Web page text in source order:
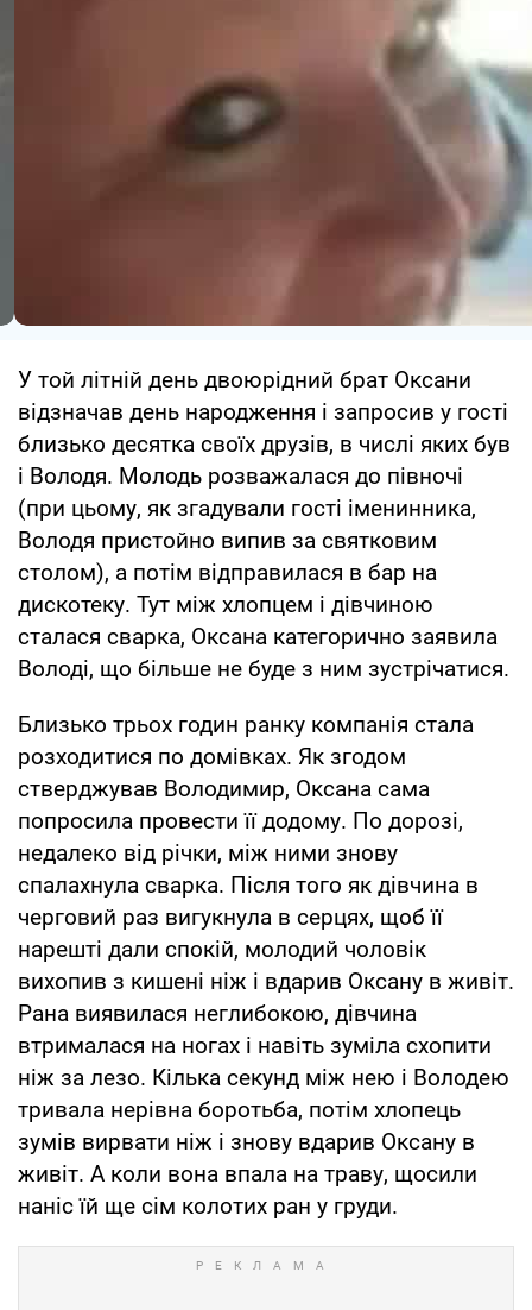
У той літній день двоюрідний брат Оксани
відзначав день народження і запросив у гості
близько десятка своїх друзів, в числі яких був
і Володя. Молодь розважалася до півночі
(при цьому, як згадували гості іменинника,
Володя пристойно випив за святковим
столом), а потім відправилася в бар на
дискотеку. Тут між хлопцем і дівчиною
сталася сварка, Оксана категорично заявила
Володі, що більше не буде з ним зустрічатися.
Близько трьох годин ранку компанія стала
розходитися по домівках. Як згодом
стверджував Володимир, Оксана сама
попросила провести її додому. По дорозі,
недалеко від річки, між ними знову
спалахнула сварка. Після того як дівчина в
черговий раз вигукнула в серцях, щоб її
нарешті дали спокій, молодий чоловік
вихопив з кишені ніж і вдарив Оксану в живіт.
Рана виявилася неглибокою, дівчина
втрималася на ногах і навіть зуміла схопити
ніж за лезо. Кілька секунд між нею і Володею
тривала нерівна боротьба, потім хлопець
зумів вирвати ніж і знову вдарив Оксану в
живіт. А коли вона впала на траву, щосили
наніс їй ще сім колотих ран у груди.